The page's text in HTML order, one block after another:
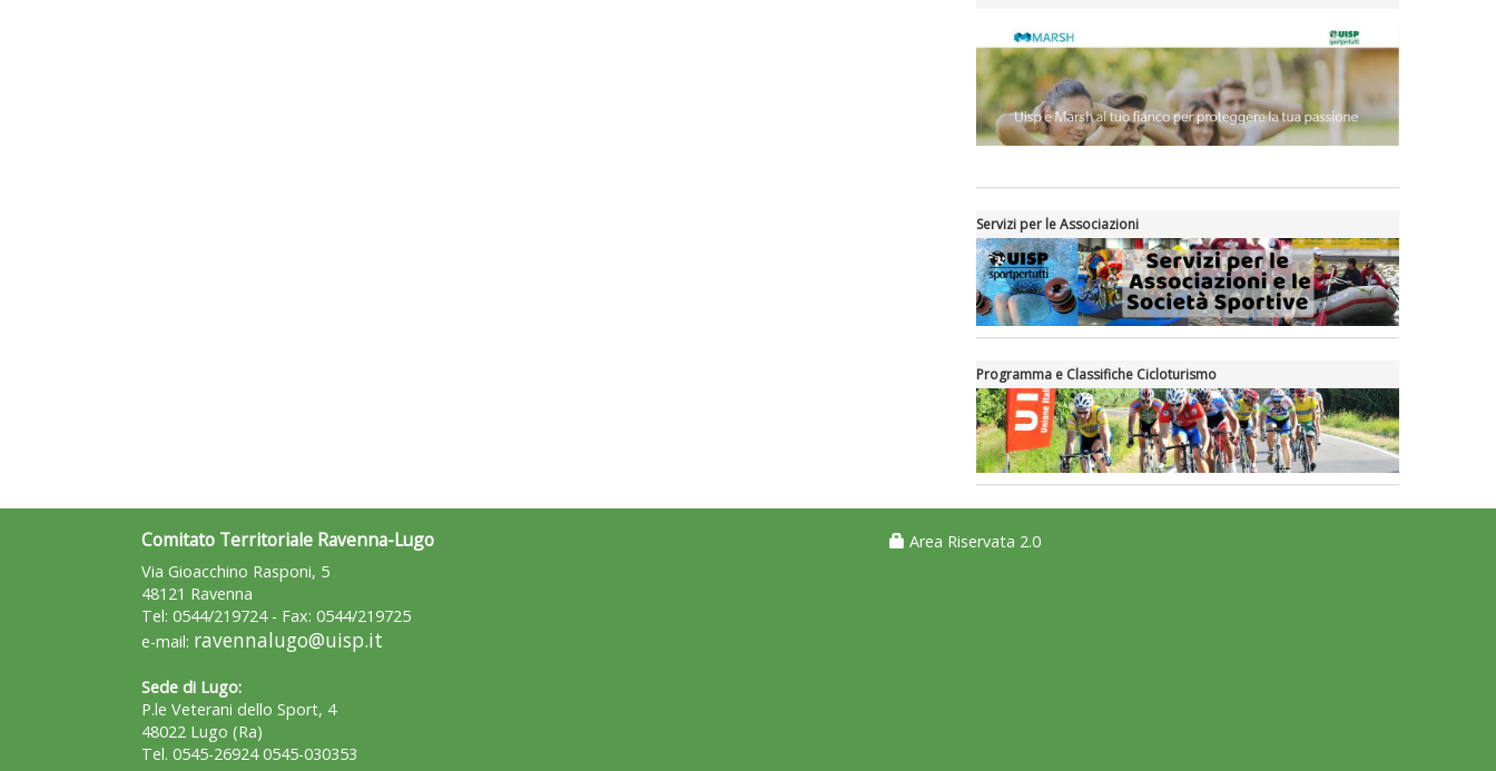
Servizi per le Associazioni
Programma e Classifiche Cicloturismo
Comitato Territoriale Ravenna-Lugo
Via Gioacchino Rasponi, 5
48121 Ravenna
Tel: 0544/219724 - Fax: 0544/219725
e-mail: ravennalugo@uisp.it
Sede di Lugo:
P.le Veterani dello Sport, 4
48022 Lugo (Ra)
Tel. 0545-26924 0545-030353
Area Riservata 2.0